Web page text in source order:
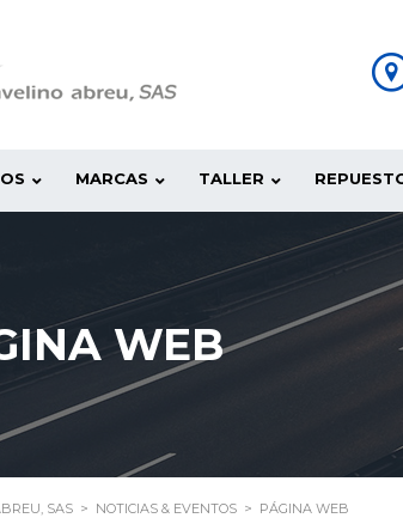
MARCAS TALLER
WEB
SAS > NOTICIAS & EVENTOS > PÁGINA WEB